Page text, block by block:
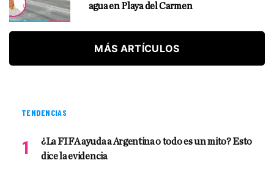
agua en Playa del Carmen
MÁS ARTÍCULOS
TENDENCIAS
¿La FIFA ayuda a Argentina o todo es un mito? Esto
dice la evidencia